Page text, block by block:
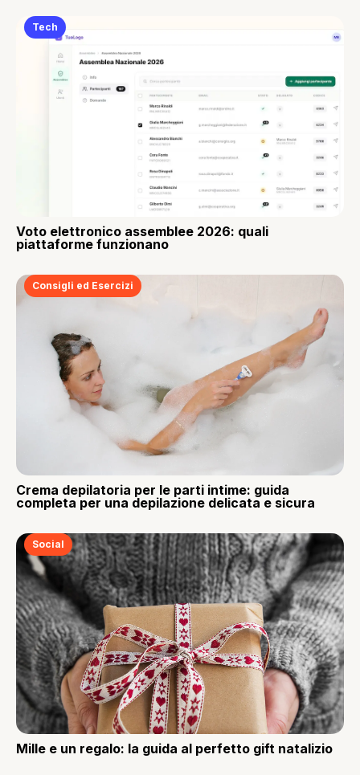
Tech
Voto elettronico assemblee 2026: quali
piattaforme funzionano
Consigli ed Esercizi
Crema depilatoria per le parti intime: guida
completa per una depilazione delicata e sicura
Social
Mille e un regalo: la guida al perfetto gift natalizio